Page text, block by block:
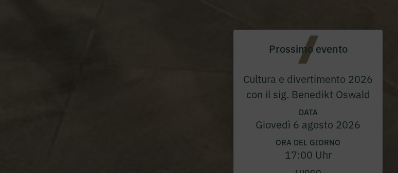
Prossimo evento
Cultura e divertimento 2026
con il sig. Benedikt Oswald
DATA
Giovedì 6 agosto 2026
ORA DEL GIORNO
17:00 Uhr